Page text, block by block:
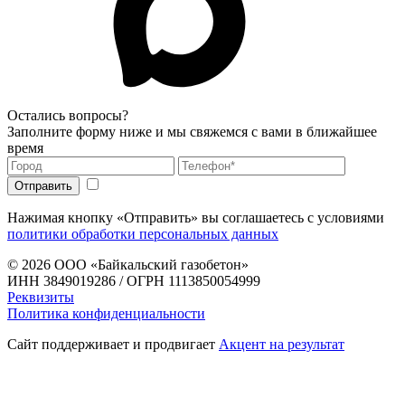
Остались вопросы?
Заполните форму ниже и мы свяжемся с вами в ближайшее
время
Нажимая кнопку «Отправить» вы соглашаетесь с условиями
политики обработки персональных данных
© 2026 ООО «Байкальский газобетон»
ИНН 3849019286 / ОГРН 1113850054999
Реквизиты
Политика конфиденциальности
Сайт поддерживает и продвигает Акцент на результат